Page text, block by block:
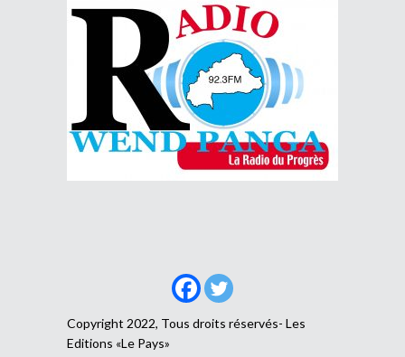
Copyright 2022, Tous droits réservés- Les
Editions «Le Pays»